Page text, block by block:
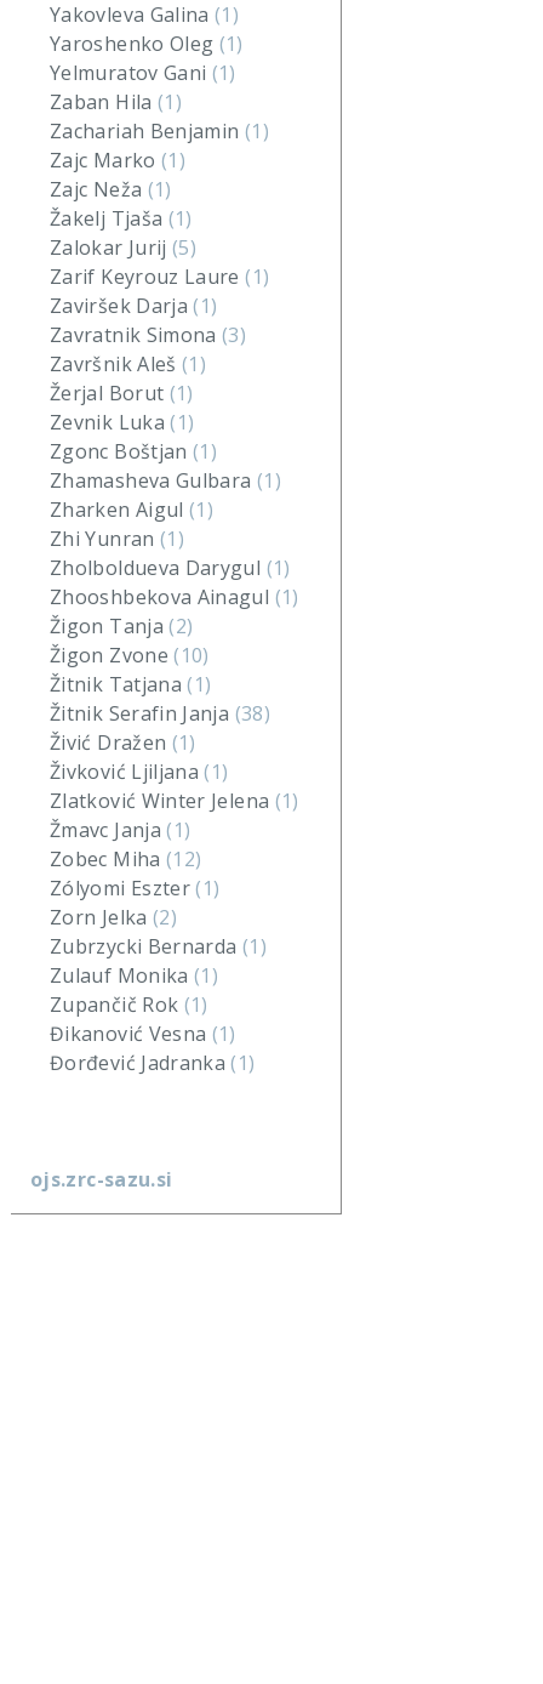
Yakovleva Galina(1)
Yaroshenko Oleg (1)
Yelmuratov Gani (1)
Zaban Hila (1)
Zachariah Benjamin (1)
Zajc Marko (1)
Zajc Neža (1)
Žakelj Tjaša (1)
Zalokar Jurij(5)
Zarif Keyrouz Laure(1)
Zaviršek Darja(1)
Zavratnik Simona(3)
Završnik Aleš(1)
Žerjal Borut (1)
Zevnik Luka(1)
Zgonc Boštjan(1)
Zhamasheva Gulbara (1)
Zharken Aigul(1)
Zhi Yunran (1)
Zholboldueva Darygul (1)
Zhooshbekova Ainagul (1)
Žigon Tanja(2)
Žigon Zvone(10)
Žitnik Tatjana(1)
Žitnik Serafin Janja (38)
Živić Dražen (1)
Živković Ljiljana(1)
Zlatković Winter Jelena (1)
Žmavc Janja(1)
Zobec Miha (12)
Zólyomi Eszter(1)
Zorn Jelka (2)
Zubrzycki Bernarda (1)
Zulauf Monika(1)
Zupančič Rok (1)
Đikanović Vesna (1)
Đorđević Jadranka(1)
ojs.zrc-sazu.si